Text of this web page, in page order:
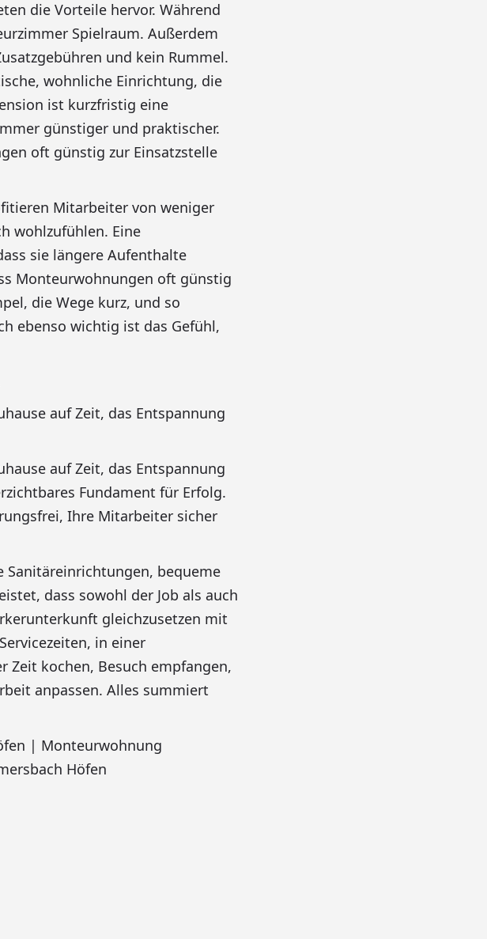
die Vorteile hervor. Während
Spielraum. Außerdem
und kein Rummel.
wohnliche Einrichtung, die
ist kurzfristig eine
günstiger und praktischer.
oft günstig zur Einsatzstelle
Mitarbeiter von weniger
wohlzufühlen. Eine
sie längere Aufenthalte
Monteurwohnungen oft günstig
die Wege kurz, und so
ebenso wichtig ist das Gefühl,
auf Zeit, das Entspannung
auf Zeit, das Entspannung
Fundament für Erfolg.
Ihre Mitarbeiter sicher
bequeme
dass sowohl der Job als auch
gleichzusetzen mit
in einer
Zeit kochen, Besuch empfangen,
anpassen. Alles summiert
| Monteurwohnung
Höfen